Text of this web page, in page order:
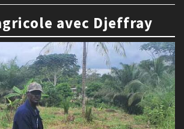
avec Djeffray